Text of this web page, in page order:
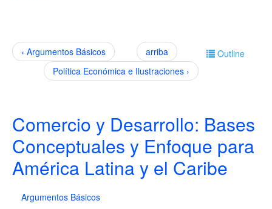
Outline
‹ Argumentos Básicos
arriba
Política Económica e Ilustraciones ›
Comercio y Desarrollo: Bases
Conceptuales y Enfoque para
América Latina y el Caribe
Argumentos Básicos